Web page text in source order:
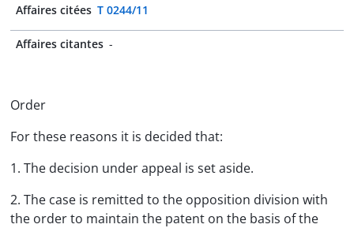
Affaires citées T 0244/11
Affaires citantes -
Order
For these reasons it is decided that:
1. The decision under appeal is set aside.
2. The case is remitted to the opposition division with
the order to maintain the patent on the basis of the